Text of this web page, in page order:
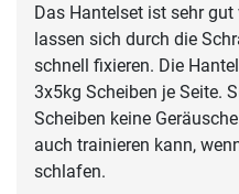
Das Hantelset ist sehr
lassen sich durch die
schnell fixieren. Die
3x5kg Scheiben je Seite.
Scheiben keine
auch trainieren kann,
schlafen.